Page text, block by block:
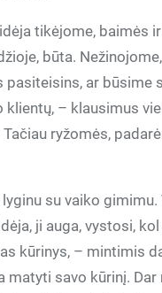
tikėjome, baimės
būta.
pasiteisins, ar būsime
klientų, – klausimus
Tačiau ryžomės,
lyginu su vaiko
ji auga, vystosi,
kūrinys, – mintimis
matyti savo kūrinį. Dar